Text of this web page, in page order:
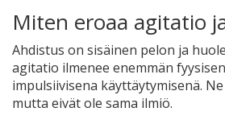
Miten eroaa agitatio
Ahdistus on sisäinen pelon ja
agitatio ilmenee enemmän
impulsiivisena käyttäytymisenä.
mutta eivät ole sama ilmiö.